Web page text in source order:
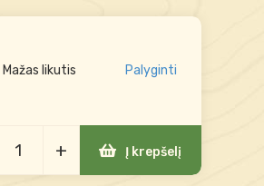
Mažas likutis Palyginti
+ Į krepšelį